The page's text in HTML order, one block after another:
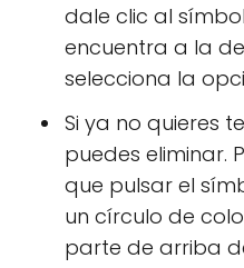
dale clic al
encuentra a la
selecciona la
Si ya no quieres
puedes eliminar.
que pulsar el
un círculo de
parte de arriba